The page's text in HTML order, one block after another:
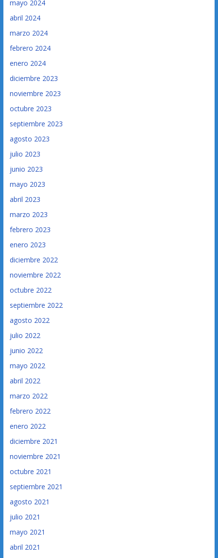
mayo 2024
abril 2024
marzo 2024
febrero 2024
enero 2024
diciembre 2023
noviembre 2023
octubre 2023
septiembre 2023
agosto 2023
julio 2023
junio 2023
mayo 2023
abril 2023
marzo 2023
febrero 2023
enero 2023
diciembre 2022
noviembre 2022
octubre 2022
septiembre 2022
agosto 2022
julio 2022
junio 2022
mayo 2022
abril 2022
marzo 2022
febrero 2022
enero 2022
diciembre 2021
noviembre 2021
octubre 2021
septiembre 2021
agosto 2021
julio 2021
mayo 2021
abril 2021